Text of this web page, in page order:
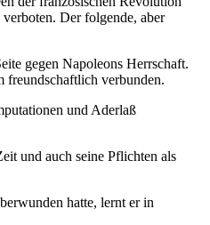
Der folgende, aber
gegen Napoleons Herrschaft.
freundschaftlich verbunden.
und Aderlaß
und auch seine Pflichten als
hatte, lernt er in